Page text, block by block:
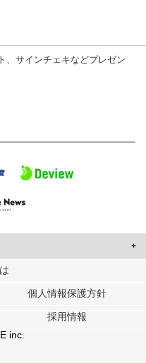
、サインチェキなどプレゼン
ーに合わせたコンテンツや広告の
ナーに提供しています。
ートナーに提供した他の情報や、
たときに収集した他の情報を組み
個人情報保護方針
採用情報
inc.